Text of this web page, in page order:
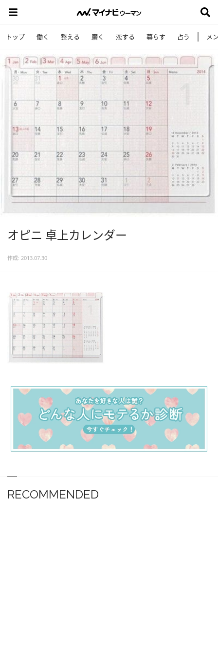
トップ 働く 整える 磨く 恋する 暮らす 占う メ
オピニ 卓上カレンダー
作成: 2013.07.30
RECOMMENDED